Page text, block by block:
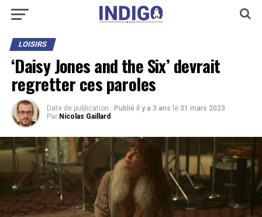
LOISIRS
‘Daisy Jones and the Six’ devrait
regretter ces paroles
Date de publication : Publié il y a 3 ans le 31 mars 2023
Par Nicolas Gaillard